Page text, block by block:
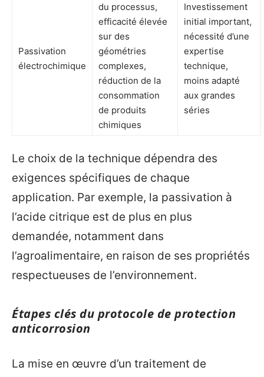
Passivation
électrochimique
du processus,
efficacité élevée
sur des
géométries
complexes,
réduction de la
consommation
de produits
chimiques
Investissement
initial important,
nécessité d’une
expertise
technique,
moins adapté
aux grandes
séries
Le choix de la technique dépendra des
exigences spécifiques de chaque
application. Par exemple, la passivation à
l’acide citrique est de plus en plus
demandée, notamment dans
l’agroalimentaire, en raison de ses propriétés
respectueuses de l’environnement.
Étapes clés du protocole de protection
anticorrosion
La mise en œuvre d’un traitement de